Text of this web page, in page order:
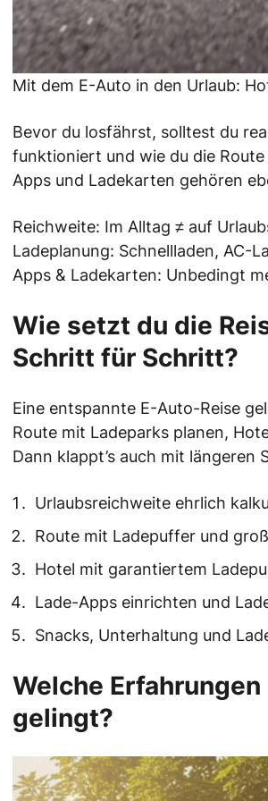
Mit dem E-Auto in den Urlaub:
Bevor du losfährst, solltest du
funktioniert und wie du die
Apps und Ladekarten gehören
Reichweite: Im Alltag ≠ auf
Ladeplanung: Schnellladen, AC-
Apps & Ladekarten: Unbedingt
Wie setzt du die
Schritt für Schritt?
Eine entspannte E-Auto-Reise
Route mit Ladeparks planen,
Dann klappt’s auch mit
Urlaubsreichweite ehrlich
Route mit Ladepuffer und
Hotel mit garantiertem
Lade-Apps einrichten und
Snacks, Unterhaltung und
Welche
gelingt?